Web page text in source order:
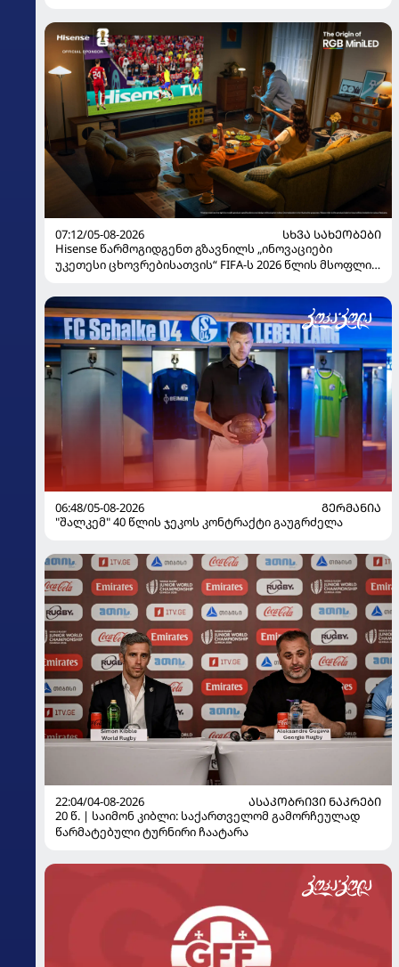
07:12/05-08-2026
ᲡᲮᲕᲐ ᲡᲐᲮᲔᲝᲑᲔᲑᲘ
Hisense წარმოგიდგენთ გზავნილს „ინოვაციები
უკეთესი ცხოვრებისათვის“ FIFA-ს 2026 წლის მსოფლიო
06:48/05-08-2026
ᲒᲔᲠᲛᲐᲜᲘᲐ
"შალკემ" 40 წლის ჯეკოს კონტრაქტი გაუგრძელა
22:04/04-08-2026
ᲐᲡᲐᲙᲝᲑᲠᲘᲕᲘ ᲜᲐᲙᲠᲔᲑᲘ
20 წ. | საიმონ კიბლი: საქართველომ გამორჩეულად
წარმატებული ტურნირი ჩაატარა